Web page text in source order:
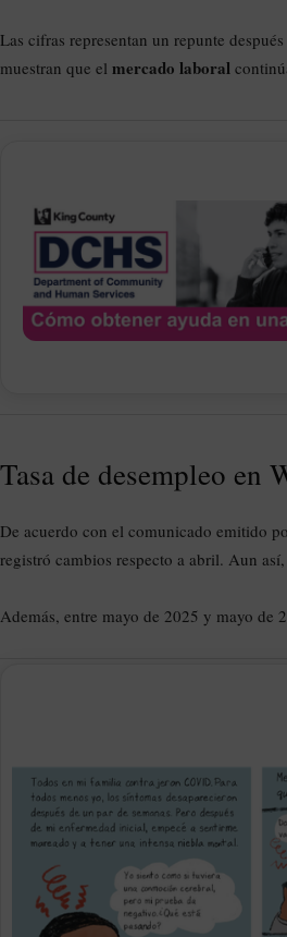
Las cifras representan un repunte
muestran que el mercado laboral
Tasa de desempleo en
De acuerdo con el comunicado emitido
registró cambios respecto a abril. Aun
Además, entre mayo de 2025 y mayo de